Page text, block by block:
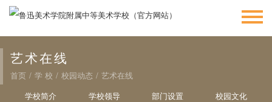
艺术在线
首页 / 学 校 / 校园动态 / 艺术在线
学校简介
学校领导 部门设置
校园文化